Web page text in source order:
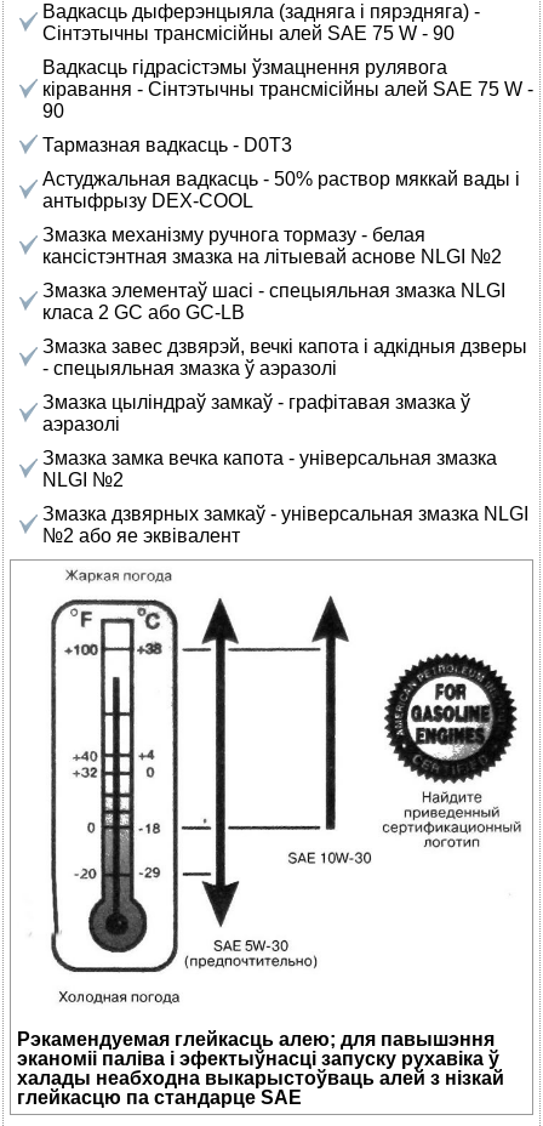
Вадкасць дыферэнцыяла (задняга і пярэдняга) -
Сінтэтычны трансмісійны алей SAE 75 W - 90
Вадкасць гідрасістэмы ўзмацнення рулявога
кіравання - Сінтэтычны трансмісійны алей SAE 75 W -
90
Тармазная вадкасць - D0T3
Астуджальная вадкасць - 50% раствор мяккай вады і
антыфрызу DEX-COOL
Змазка механізму ручнога тормазу - белая
кансістэнтная змазка на літыевай аснове NLGI №2
Змазка элементаў шасі - спецыяльная змазка NLGI
класа 2 GC або GC-LB
Змазка завес дзвярэй, вечкі капота і адкідныя дзверы
- спецыяльная змазка ў аэразолі
Змазка цыліндраў замкаў - графітавая змазка ў
аэразолі
Змазка замка вечка капота - універсальная змазка
NLGI №2
Змазка дзвярных замкаў - універсальная змазка NLGI
№2 або яе эквівалент
Рэкамендуемая глейкасць алею; для павышэння
эканоміі паліва і эфектыўнасці запуску рухавіка ў
халады неабходна выкарыстоўваць алей з нізкай
глейкасцю па стандарце SAE